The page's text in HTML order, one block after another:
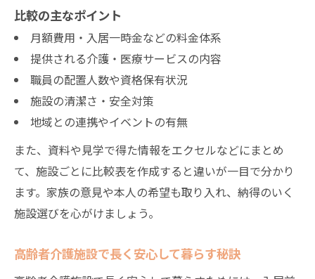
比較の主なポイント
月額費用・入居一時金などの料金体系
提供される介護・医療サービスの内容
職員の配置人数や資格保有状況
施設の清潔さ・安全対策
地域との連携やイベントの有無
また、資料や見学で得た情報をエクセルなどにまとめ
て、施設ごとに比較表を作成すると違いが一目で分かり
ます。家族の意見や本人の希望も取り入れ、納得のいく
施設選びを心がけましょう。
高齢者介護施設で長く安心して暮らす秘訣